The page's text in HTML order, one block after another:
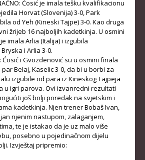
OBRASCI
OPŠTI DOKUMENTI
IZVJEŠTAJI I ZAPISNICI
KLUBOVI
KONTAKT
LINKOVI
Ćosić je imala tešku kvalifikacionu
Horvat (Slovenija) 3-0, Park
od Yeh (Kineski Tajpe) 3-0. Kao druga
žrijeb 16 najboljih kadetkinja. U osmini
imala Arlia (Italija) i izgubila
i Arlia 3-0.
Ćosić i Gvozdenović su u osmini finala
Belaj, Kaselic 3-0, da bi u borbi za
izgubile od para iz Kineskog Tajpeja
u igri parova. Ovi izvanredni rezultati
još bolji poredak na svjetskim i
kadetkinja. Njen trener Bobaš Ivan,
njenim nastupom, zalaganjem,
te je istakao da je uz malo više
posebno u pojedinačnom dijelu
Izvještaj pripremio: